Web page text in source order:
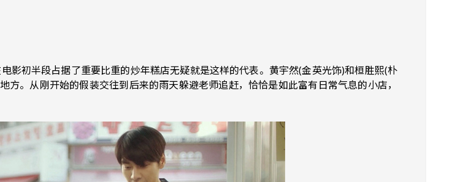
影初半段占据了重要比重的炒年糕店无疑就是这样的代表。黄宇然(金英光饰)和桓胜熙(朴
。从刚开始的假装交往到后来的雨天躲避老师追赶，恰恰是如此富有日常气息的小店，